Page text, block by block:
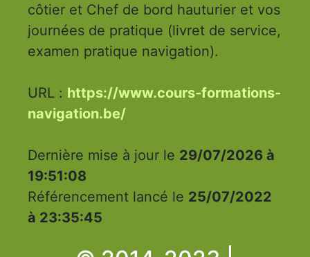
côtier et Chef de bord hauturier et vos
journées de pratique (livret de service,
examen pratique navigation).
URL : https://www.cours-formations-
navigation.be/
Dernière mise à jour le 29/07/2026 à
19:51:08
Référencement lancé le 25/07/2022
à 23:35:45